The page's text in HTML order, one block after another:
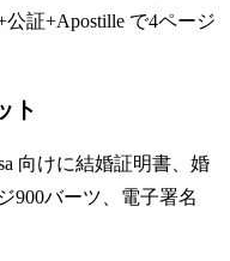
証+Apostille で4ページ
ト
向けに結婚証明書、婚
900バーツ、電子署名